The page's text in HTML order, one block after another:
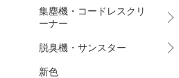
集塵機・コードレスクリ
ーナー
脱臭機・サンスター
新色